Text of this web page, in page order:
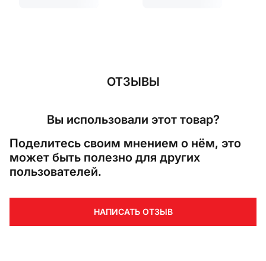
ОТЗЫВЫ
Вы использовали этот товар?
Поделитесь своим мнением о нём, это
может быть полезно для других
пользователей.
НАПИСАТЬ ОТЗЫВ